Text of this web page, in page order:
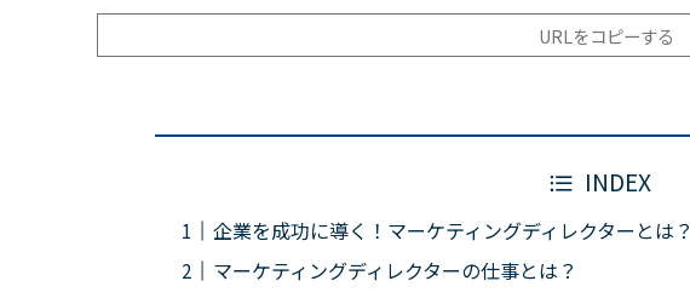
URLをコピーする
INDEX
企業を成功に導く！マーケティングディレクターとは？
マーケティングディレクターの仕事とは？